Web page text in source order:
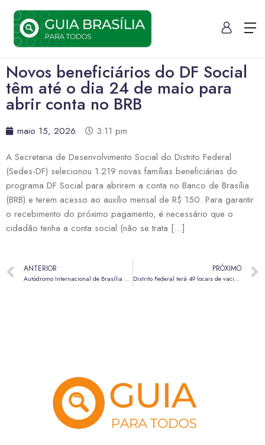
Novos beneficiários do DF Social
têm até o dia 24 de maio para
abrir conta no BRB
maio 15, 2026
3:11 pm
A Secretaria de Desenvolvimento Social do Distrito Federal
(Sedes-DF) selecionou 1.219 novas famílias beneficiárias do
programa DF Social para abrirem a conta no Banco de Brasília
(BRB) e terem acesso ao auxílio mensal de R$ 150. Para garantir
o recebimento do próximo pagamento, é necessário que o
cidadão tenha a conta social (não se trata […]
ANTERIOR
Autódromo Internacional de Brasília passa a receber corredores de rua todas as sextas-feiras
PRÓXIMO
Distrito Federal terá 49 locais de vacinação contra gripe e outras doenças neste sábado (16)